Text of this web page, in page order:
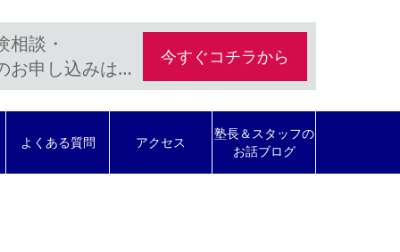
相談・
お申し込みは…
今すぐコチラから
よくある質問 アクセス
塾長＆スタッフの
お話ブログ